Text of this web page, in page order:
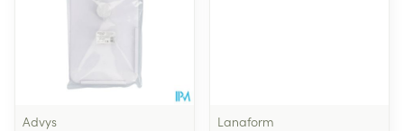
Advys
Lanaform